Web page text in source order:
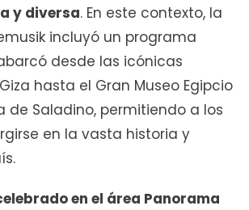
y diversa. En este contexto, la
incluyó un programa
desde las icónicas
hasta el Gran Museo Egipcio
de Saladino, permitiendo a los
en la vasta historia y
en el área Panorama